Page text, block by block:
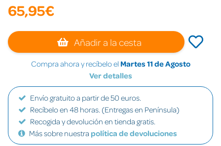
65,95€
Añadir a la cesta
Compra ahora y recíbelo el Martes 11 de Agosto
Ver detalles
Envío gratuito a partir de 50 euros.
Recíbelo en 48 horas. (Entregas en Península)
Recogida y devolución en tienda gratis.
Más sobre nuestra política de devoluciones